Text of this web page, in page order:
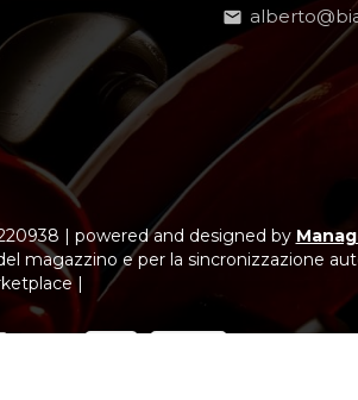
| powered and designed by
magazzino e per la sincronizzazione
|